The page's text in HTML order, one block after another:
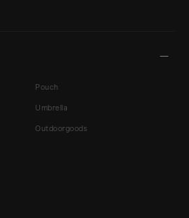
Pouch
Umbrella
Outdoorgoods